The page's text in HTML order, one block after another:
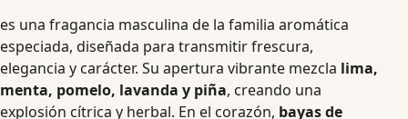
es una fragancia masculina de la familia aromática
especiada, diseñada para transmitir frescura,
elegancia y carácter. Su apertura vibrante mezcla lima,
menta, pomelo, lavanda y piña, creando una
explosión cítrica y herbal. En el corazón, bayas de